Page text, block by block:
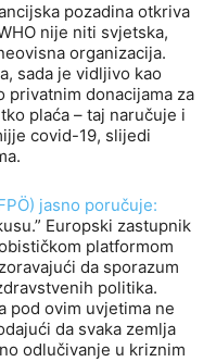
pozadina otkriva
nije niti svjetska,
organizacija.
sada je vidljivo kao
privatnim donacijama za
plaća – taj naručuje i
covid-19, slijedi
jasno poručuje:
Europski zastupnik
platformom
da sporazum
politika.
pod ovim uvjetima ne
da svaka zemlja
odlučivanje u kriznim